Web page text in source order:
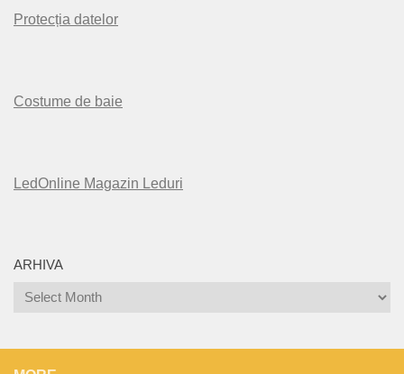
Protecția datelor
Costume de baie
LedOnline Magazin Leduri
ARHIVA
Arhiva